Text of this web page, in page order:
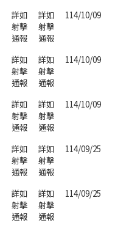
詳如
射擊
通報
詳如
射擊
通報
114/10/09
詳如
射擊
通報
詳如
射擊
通報
114/10/09
詳如
射擊
通報
詳如
射擊
通報
114/10/09
詳如
射擊
通報
詳如
射擊
通報
114/09/25
詳如
射擊
通報
詳如
射擊
通報
114/09/25